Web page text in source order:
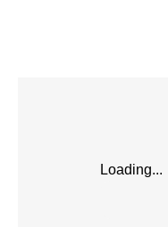
Loading...